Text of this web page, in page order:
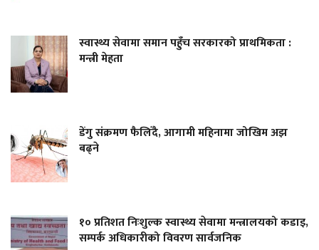
स्वास्थ्य सेवामा समान पहुँच सरकारको प्राथमिकता :
मन्त्री मेहता
डेंगु संक्रमण फैलिँदै, आगामी महिनामा जोखिम अझ
बढ्ने
१० प्रतिशत निःशुल्क स्वास्थ्य सेवामा मन्त्रालयको कडाइ,
सम्पर्क अधिकारीको विवरण सार्वजनिक